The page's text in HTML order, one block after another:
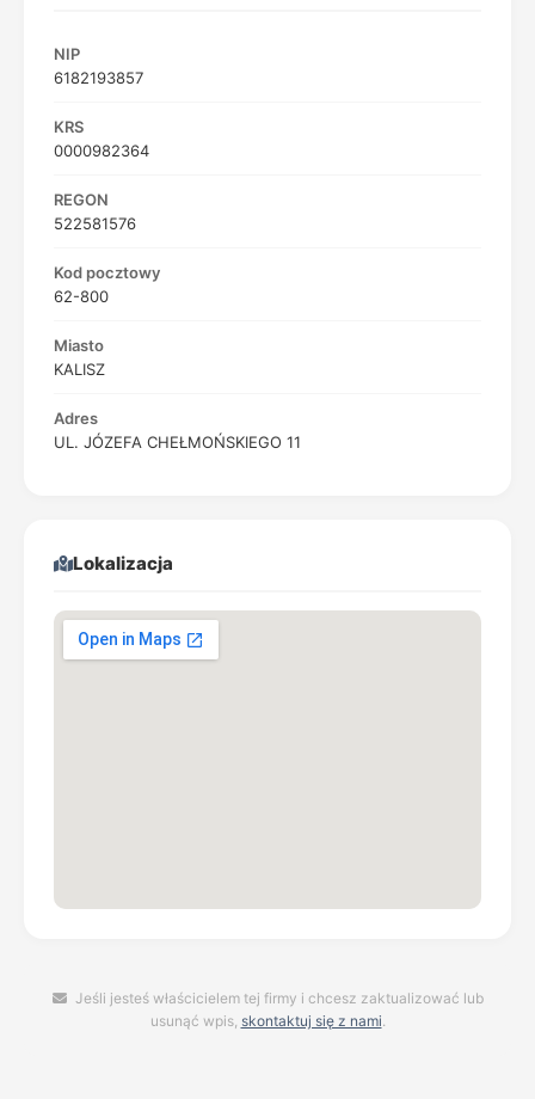
NIP
6182193857
KRS
0000982364
REGON
522581576
Kod pocztowy
62-800
Miasto
KALISZ
Adres
UL. JÓZEFA CHEŁMOŃSKIEGO 11
Lokalizacja
Jeśli jesteś właścicielem tej firmy i chcesz zaktualizować lub
usunąć wpis, skontaktuj się z nami.